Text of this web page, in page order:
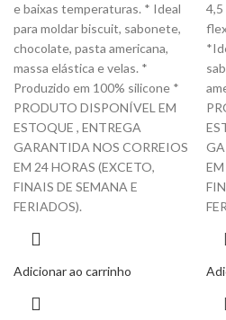
e baixas temperaturas. * Ideal
para moldar biscuit, sabonete,
chocolate, pasta americana,
massa elástica e velas. *
Produzido em 100% silicone *
PRODUTO DISPONÍVEL EM
ESTOQUE , ENTREGA
GARANTIDA NOS CORREIOS
EM 24 HORAS (EXCETO,
FINAIS DE SEMANA E
FERIADOS).
Adicionar ao carrinho